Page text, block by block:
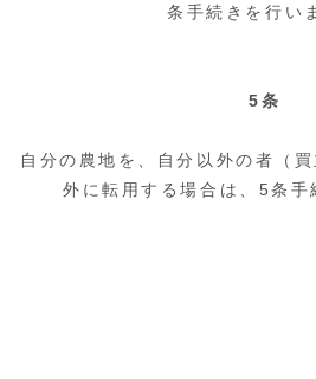
条手続きを行い
5条
自分の農地を、自分以外の者（
外に転用する場合は、5条手